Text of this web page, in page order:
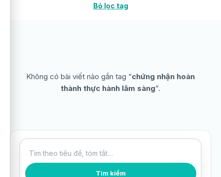
Bỏ lọc tag
Không có bài viết nào gắn tag “chứng nhận hoàn
thành thực hành lâm sàng”.
Tìm kiếm bài viết Tìm kiếm